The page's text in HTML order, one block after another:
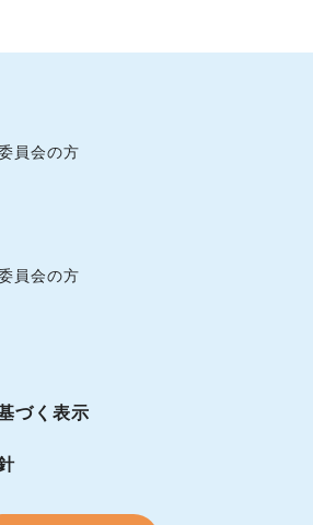
員会の方
員会の方
づく表示